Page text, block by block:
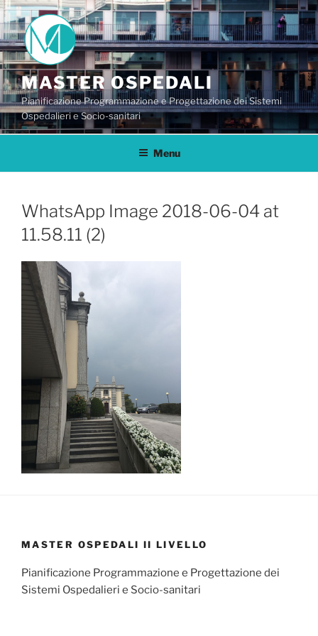
Salta
al
contenuto
MASTER OSPEDALI
Pianificazione Programmazione e Progettazione dei Sistemi
Ospedalieri e Socio-sanitari
Menu
WhatsApp Image 2018-06-04 at
11.58.11 (2)
MASTER OSPEDALI II LIVELLO
Pianificazione Programmazione e Progettazione dei
Sistemi Ospedalieri e Socio-sanitari